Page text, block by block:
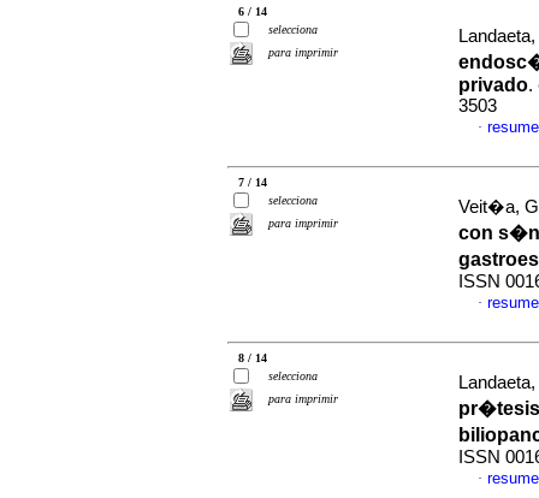
6 / 14
selecciona
para imprimir
privado.
3503
·
7 / 14
selecciona
para imprimir
Veit�a,
con
ISSN
·
8 / 14
selecciona
para imprimir
ISSN
·